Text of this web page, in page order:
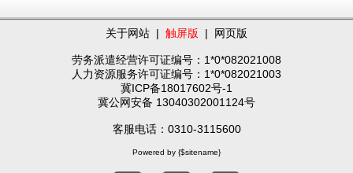
关于网站 | 触屏版 | 网页版
劳务派遣经营许可证编号：1*0*082021008
人力资源服务许可证编号：1*0*082021003
冀ICP备18017602号-1
冀公网安备 13040302001124号
客服电话：0310-3115600
Powered by {$sitename}